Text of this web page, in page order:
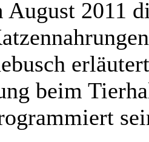
August 2011
beim